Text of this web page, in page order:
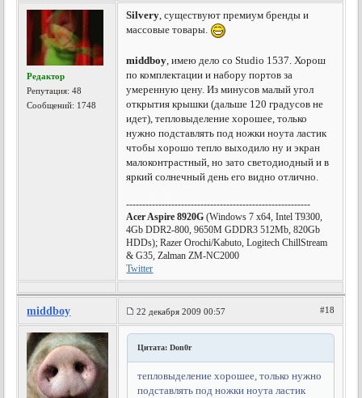
Редактор
Репутация:48
Сообщений: 1748
Silvery, существуют премиум бренды и
массовые товары.
middboy, имею дело со Studio 1537. Хорош
по комплектации и набору портов за
умеренную цену. Из минусов малый угол
открытия крышки (дальше 120 градусов не
идет), тепловыделение хорошее, только
нужно подставлять под ножки ноута ластик
чтобы хорошо тепло выходило ну и экран
малоконтрастный, но зато светодиодный и в
яркий солнечный день его видно отлично.
---------------------------------------------------------
Acer Aspire 8920G (Windows 7 x64, Intel T9300,
4Gb DDR2-800, 9650M GDDR3 512Mb, 820Gb
HDDs); Razer Orochi/Kabuto, Logitech ChillStream
& G35, Zalman ZM-NC2000
Twitter
middboy 22 декабря 2009 00:57 #18
Цитата: Don0r
тепловыделение хорошее, только нужно
подставлять под ножки ноута ластик